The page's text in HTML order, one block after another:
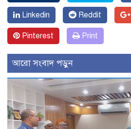
Linkedin Reddit
Pinterest Print
আরো সংবাদ পড়ুন